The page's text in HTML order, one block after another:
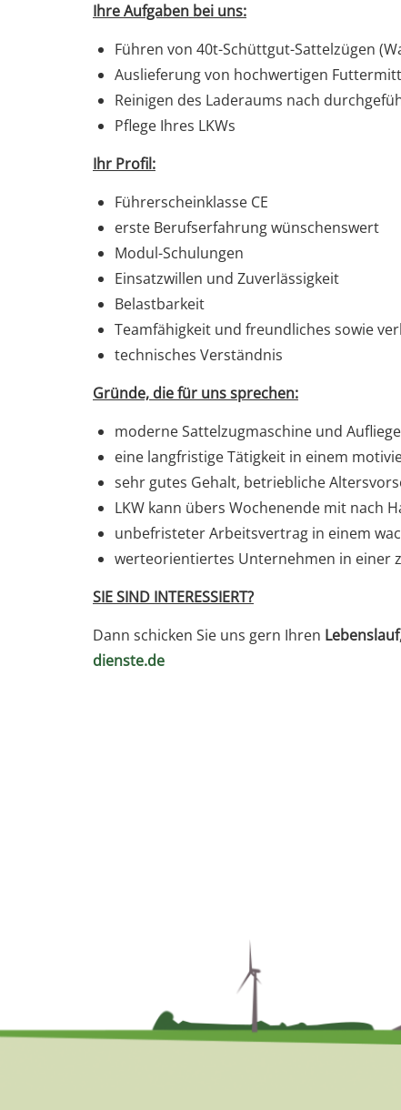
Ihre Aufgaben bei uns:
Führen von 40t-Schüttgut-Sattelzügen
Auslieferung von hochwertigen
Reinigen des Laderaums nach
Pflege Ihres LKWs
Ihr Profil:
Führerscheinklasse CE
erste Berufserfahrung wünschenswert
Modul-Schulungen
Einsatzwillen und Zuverlässigkeit
Belastbarkeit
Teamfähigkeit und freundliches sowie
technisches Verständnis
Gründe, die für uns sprechen:
moderne Sattelzugmaschine und
eine langfristige Tätigkeit in einem
sehr gutes Gehalt, betriebliche
LKW kann übers Wochenende mit nach
unbefristeter Arbeitsvertrag in einem
werteorientiertes Unternehmen in einer
SIE SIND INTERESSIERT?
Dann schicken Sie uns gern Ihren Lebenslauf
dienste.de